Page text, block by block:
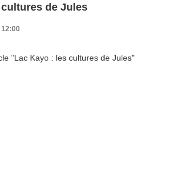
de Jules
12:00